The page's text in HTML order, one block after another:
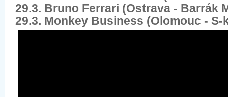
29.3. Bruno Ferrari (Ostrava - Barrák
29.3. Monkey Business (Olomouc - S-